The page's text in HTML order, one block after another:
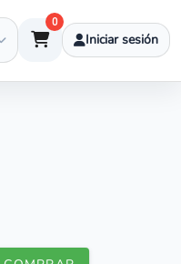
0
Iniciar sesión